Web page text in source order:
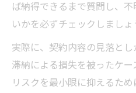
損失を防ぐために
語
大阪府で悪質業者を避
悪質不動産業者を
は
ば納得できるまで質問し、
いかを必ずチェックしましょ
実際に、契約内容の見落と
滞納による損失を被ったケ
リスクを最小限に抑えるた